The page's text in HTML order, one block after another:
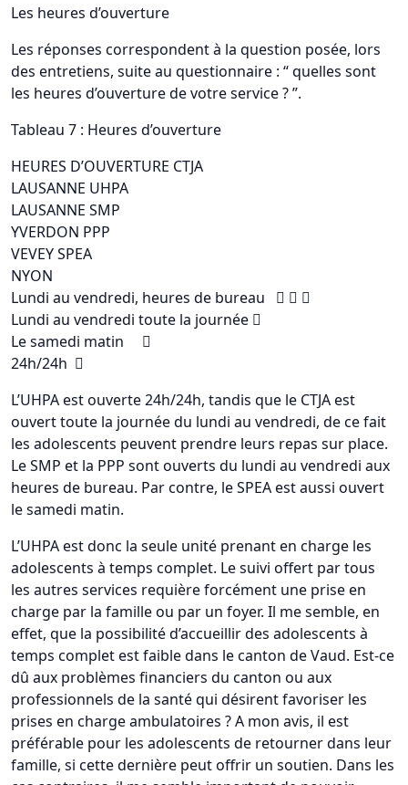
Les heures d’ouverture
Les réponses correspondent à la question posée, lors
des entretiens, suite au questionnaire : “ quelles sont
les heures d’ouverture de votre service ? ”.
Tableau 7 : Heures d’ouverture
HEURES D’OUVERTURE CTJA
LAUSANNE UHPA
LAUSANNE SMP
YVERDON PPP
VEVEY SPEA
NYON
Lundi au vendredi, heures de bureau   
Lundi au vendredi toute la journée 
Le samedi matin 
24h/24h 
L’UHPA est ouverte 24h/24h, tandis que le CTJA est
ouvert toute la journée du lundi au vendredi, de ce fait
les adolescents peuvent prendre leurs repas sur place.
Le SMP et la PPP sont ouverts du lundi au vendredi aux
heures de bureau. Par contre, le SPEA est aussi ouvert
le samedi matin.
L’UHPA est donc la seule unité prenant en charge les
adolescents à temps complet. Le suivi offert par tous
les autres services requière forcément une prise en
charge par la famille ou par un foyer. Il me semble, en
effet, que la possibilité d’accueillir des adolescents à
temps complet est faible dans le canton de Vaud. Est-ce
dû aux problèmes financiers du canton ou aux
professionnels de la santé qui désirent favoriser les
prises en charge ambulatoires ? A mon avis, il est
préférable pour les adolescents de retourner dans leur
famille, si cette dernière peut offrir un soutien. Dans les